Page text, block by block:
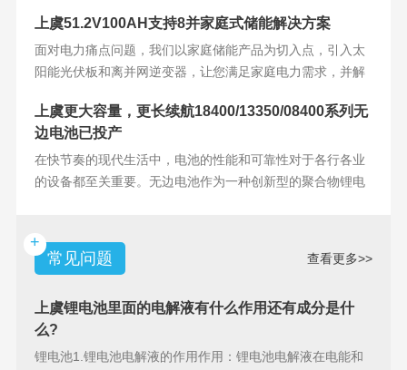
上虞51.2V100AH支持8并家庭式储能解决方案
面对电力痛点问题，我们以家庭储能产品为切入点，引入太
阳能光伏板和离并网逆变器，让您满足家庭电力需求，并解
上虞更大容量，更长续航18400/13350/08400系列无
边电池已投产
在快节奏的现代生活中，电池的性能和可靠性对于各行各业
的设备都至关重要。无边电池作为一种创新型的聚合物锂电
+
常见问题
查看更多>>
上虞锂电池里面的电解液有什么作用还有成分是什
么?
锂电池1.锂电池电解液的作用作用：锂电池电解液在电能和